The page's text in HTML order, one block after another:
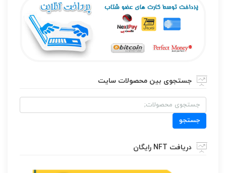
جستجوی بین محصولات سایت
جستجو
برای:
جستجو
دریافت NFT رایگان